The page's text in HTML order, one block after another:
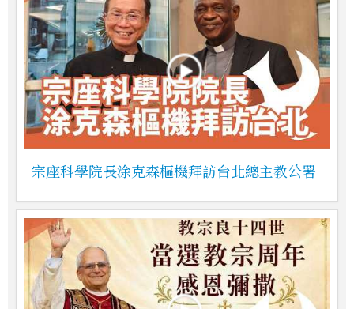
宗座科學院長涂克森樞機拜訪台北總主教公署